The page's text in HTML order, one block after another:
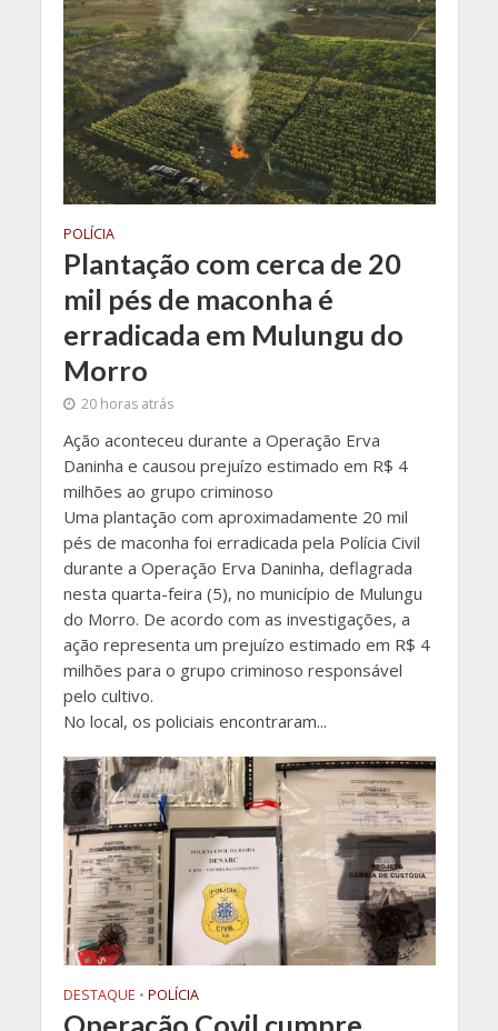
POLÍCIA
Plantação com cerca de 20
mil pés de maconha é
erradicada em Mulungu do
Morro
20 horas atrás
Ação aconteceu durante a Operação Erva
Daninha e causou prejuízo estimado em R$ 4
milhões ao grupo criminoso
Uma plantação com aproximadamente 20 mil
pés de maconha foi erradicada pela Polícia Civil
durante a Operação Erva Daninha, deflagrada
nesta quarta-feira (5), no município de Mulungu
do Morro. De acordo com as investigações, a
ação representa um prejuízo estimado em R$ 4
milhões para o grupo criminoso responsável
pelo cultivo.
No local, os policiais encontraram...
DESTAQUE • POLÍCIA
Operação Covil cumpre